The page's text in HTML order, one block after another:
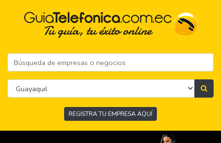
REGISTRA TU EMPRESA AQUÍ